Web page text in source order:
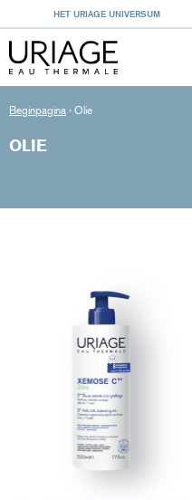
HET URIAGE UNIVERSUM
Beginpagina › Olie
OLIE